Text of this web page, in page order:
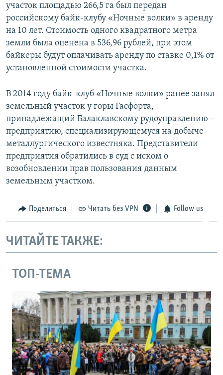
участок площадью 266,5 га был передан
российскому байк-клубу «Ночные волки» в аренду
на 10 лет. Стоимость одного квадратного метра
земли была оценена в 536,96 рублей, при этом
байкеры будут оплачивать аренду по ставке 0,1% от
установленной стоимости участка.
В 2014 году байк-клуб «Ночные волки» ранее занял
земельный участок у горы Гасфорта,
принадлежащий Балаклавскому рудоуправлению –
предприятию, специализирующемуся на добыче
металлургического известняка. Представители
предприятия обратились в суд с иском о
возобновлении прав пользования данным
земельным участком.
Поделиться Читать без VPN Follow us
ЧИТАЙТЕ ТАКЖЕ:
ТОП-ТЕМА